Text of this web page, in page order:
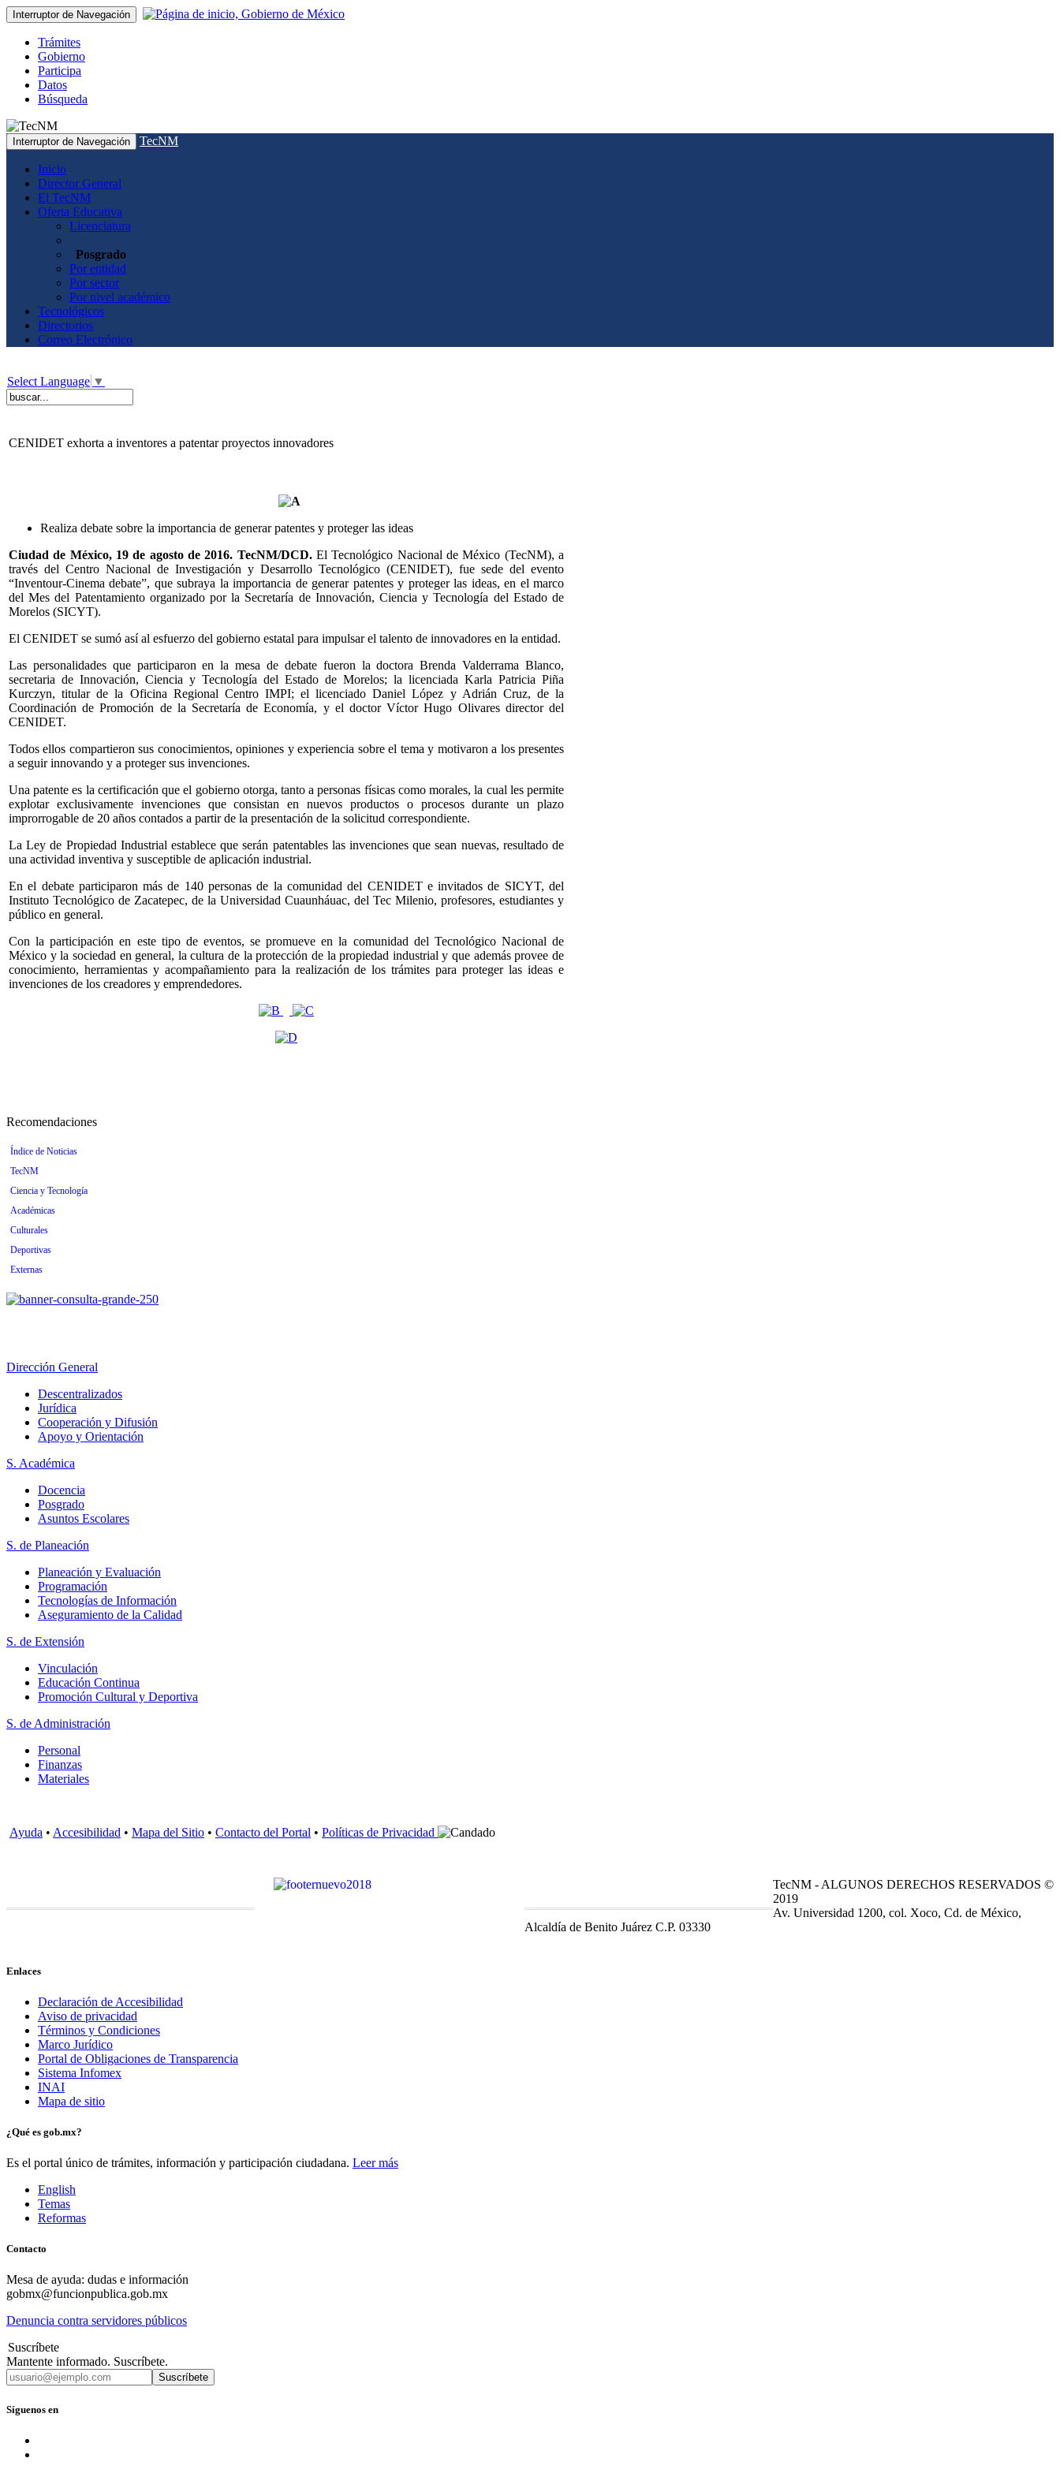
Interruptor de Navegación
Trámites
Gobierno
Participa
Datos
Búsqueda
Interruptor de Navegación TecNM
Inicio
Director General
El TecNM
Oferta Educativa
Licenciatura
Posgrado
Por entidad
Por sector
Por nivel académico
Tecnológicos
Directorios
Correo Electrónico
Select Language ▼
CENIDET exhorta a inventores a patentar proyectos innovadores
Realiza debate sobre la importancia de generar patentes y proteger las ideas
Ciudad de México, 19 de agosto de 2016. TecNM/DCD. El Tecnológico Nacional de México (TecNM), a
través del Centro Nacional de Investigación y Desarrollo Tecnológico (CENIDET), fue sede del evento
“Inventour-Cinema debate”, que subraya la importancia de generar patentes y proteger las ideas, en el marco
del Mes del Patentamiento organizado por la Secretaría de Innovación, Ciencia y Tecnología del Estado de
Morelos (SICYT).
El CENIDET se sumó así al esfuerzo del gobierno estatal para impulsar el talento de innovadores en la entidad.
Las personalidades que participaron en la mesa de debate fueron la doctora Brenda Valderrama Blanco,
secretaria de Innovación, Ciencia y Tecnología del Estado de Morelos; la licenciada Karla Patricia Piña
Kurczyn, titular de la Oficina Regional Centro IMPI; el licenciado Daniel López y Adrián Cruz, de la
Coordinación de Promoción de la Secretaría de Economía, y el doctor Víctor Hugo Olivares director del
CENIDET.
Todos ellos compartieron sus conocimientos, opiniones y experiencia sobre el tema y motivaron a los presentes
a seguir innovando y a proteger sus invenciones.
Una patente es la certificación que el gobierno otorga, tanto a personas físicas como morales, la cual les permite
explotar exclusivamente invenciones que consistan en nuevos productos o procesos durante un plazo
improrrogable de 20 años contados a partir de la presentación de la solicitud correspondiente.
La Ley de Propiedad Industrial establece que serán patentables las invenciones que sean nuevas, resultado de
una actividad inventiva y susceptible de aplicación industrial.
En el debate participaron más de 140 personas de la comunidad del CENIDET e invitados de SICYT, del
Instituto Tecnológico de Zacatepec, de la Universidad Cuaunháuac, del Tec Milenio, profesores, estudiantes y
público en general.
Con la participación en este tipo de eventos, se promueve en la comunidad del Tecnológico Nacional de
México y la sociedad en general, la cultura de la protección de la propiedad industrial y que además provee de
conocimiento, herramientas y acompañamiento para la realización de los trámites para proteger las ideas e
invenciones de los creadores y emprendedores.
Recomendaciones
Índice de Noticias
TecNM
Ciencia y Tecnología
Académicas
Culturales
Deportivas
Externas
Dirección General
Descentralizados
Jurídica
Cooperación y Difusión
Apoyo y Orientación
S. Académica
Docencia
Posgrado
Asuntos Escolares
S. de Planeación
Planeación y Evaluación
Programación
Tecnologías de Información
Aseguramiento de la Calidad
S. de Extensión
Vinculación
Educación Continua
Promoción Cultural y Deportiva
S. de Administración
Personal
Finanzas
Materiales
Ayuda • Accesibilidad • Mapa del Sitio • Contacto del Portal • Políticas de Privacidad
TecNM - ALGUNOS DERECHOS RESERVADOS ©
2019
Av. Universidad 1200, col. Xoco, Cd. de México,
Alcaldía de Benito Juárez C.P. 03330
Enlaces
Declaración de Accesibilidad
Aviso de privacidad
Términos y Condiciones
Marco Jurídico
Portal de Obligaciones de Transparencia
Sistema Infomex
INAI
Mapa de sitio
¿Qué es gob.mx?
Es el portal único de trámites, información y participación ciudadana. Leer más
English
Temas
Reformas
Contacto
Mesa de ayuda: dudas e información
gobmx@funcionpublica.gob.mx
Denuncia contra servidores públicos
Suscríbete
Mantente informado. Suscríbete.
Suscríbete
Síguenos en